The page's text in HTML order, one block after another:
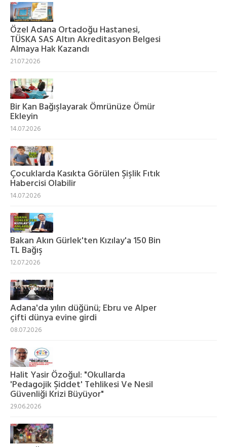
Özel Adana Ortadoğu Hastanesi,
TÜSKA SAS Altın Akreditasyon Belgesi
Almaya Hak Kazandı
21.07.2026
Bir Kan Bağışlayarak Ömrünüze Ömür
Ekleyin
14.07.2026
Çocuklarda Kasıkta Görülen Şişlik Fıtık
Habercisi Olabilir
14.07.2026
Bakan Akın Gürlek'ten Kızılay'a 150 Bin
TL Bağış
12.07.2026
Adana'da yılın düğünü; Ebru ve Alper
çifti dünya evine girdi
08.07.2026
Halit Yasir Özoğul: "Okullarda
'Pedagojik Şiddet' Tehlikesi Ve Nesil
Güvenliği Krizi Büyüyor"
29.06.2026